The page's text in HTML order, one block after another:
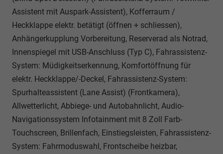
Assistent mit Auspark-Assistent), Kofferraum /
Heckklappe elektr. betätigt (öffnen + schliessen),
Anhängerkupplung Vorbereitung, Reserverad als Notrad,
Innenspiegel mit USB-Anschluss (Typ C), Fahrassistenz-
System: Müdigkeitserkennung, Komfortöffnung für
elektr. Heckklappe/-Deckel, Fahrassistenz-System:
Spurhalteassistent (Lane Assist) (Frontkamera),
Allwetterlicht, Abbiege- und Autobahnlicht, Audio-
Navigationssystem Infotainment mit 8 Zoll Farb-
Touchscreen, Brillenfach, Einstiegsleisten, Fahrassistenz-
System: Fahrmoduswahl, Frontscheibe heizbar,